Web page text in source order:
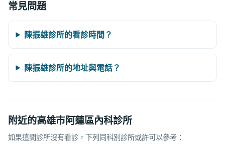
常見問題
陳振雄診所的看診時間？
陳振雄診所的地址與電話？
附近的高雄市阿蓮區內科診所
如果這間診所沒有看診，下列同科別診所或許可以參考：